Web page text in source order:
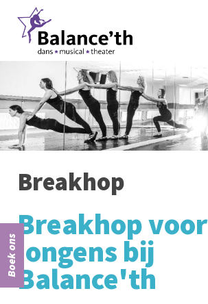
Boek ons
Breakhop
Breakhop voor
jongens bij
Balance'th